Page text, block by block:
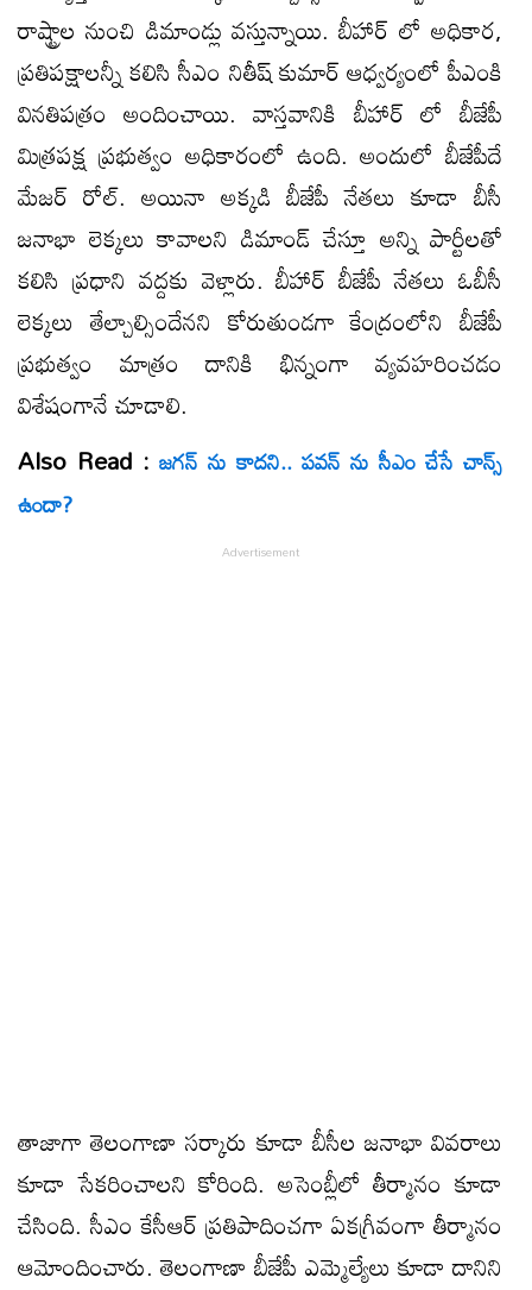
రాష్ట్రాల నుంచి డిమాండ్లు వస్తున్నాయి. బీహార్ లో అధికార,
ప్రతిపక్షాలన్నీ కలిసి సీఎం నితీష్ కుమార్ ఆధ్వర్యంలో పీఎంకి
వినతిపత్రం అందించాయి. వాస్తవానికి బీహార్ లో బీజేపీ
మిత్రపక్ష ప్రభుత్వం అధికారంలో ఉంది. అందులో బీజేపీదే
మేజర్ రోల్. అయినా అక్కడి బీజేపీ నేతలు కూడా బీసీ
జనాభా లెక్కలు కావాలని డిమాండ్ చేస్తూ అన్ని పార్టీలతో
కలిసి ప్రధాని వద్దకు వెళ్లారు. బీహార్ బీజేపీ నేతలు ఓబీసీ
లెక్కలు తేల్చాల్సిందేనని కోరుతుండగా కేంద్రంలోని బీజేపీ
ప్రభుత్వం మాత్రం దానికి భిన్నంగా వ్యవహరించడం
విశేషంగానే చూడాలి.
Also Read : జ‌గ‌న్ ను కాద‌ని.. ప‌వ‌న్ ను సీఎం చేసే చాన్స్
ఉందా?
తాజాగా తెలంగాణా సర్కారు కూడా బీసీల జనాభా వివరాలు
కూడా సేకరించాలని కోరింది. అసెంబ్లీలో తీర్మానం కూడా
చేసింది. సీఎం కేసీఆర్ ప్రతిపాదించగా ఏకగ్రీవంగా తీర్మానం
ఆమోందించారు. తెలంగాణా బీజేపీ ఎమ్మెల్యేలు కూడా దానిని